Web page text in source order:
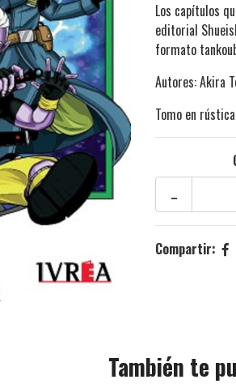
Los capítulos
editorial
formato
Autores: Akira
Tomo en
-
Compartir:
También te